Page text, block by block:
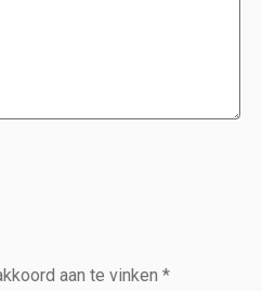
aan te vinken *